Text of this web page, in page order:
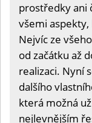
prostředky ani
všemi
Nejvíc ze
od začátku až
realizaci. Nyní
dalšího
která možná
nejlevnějším